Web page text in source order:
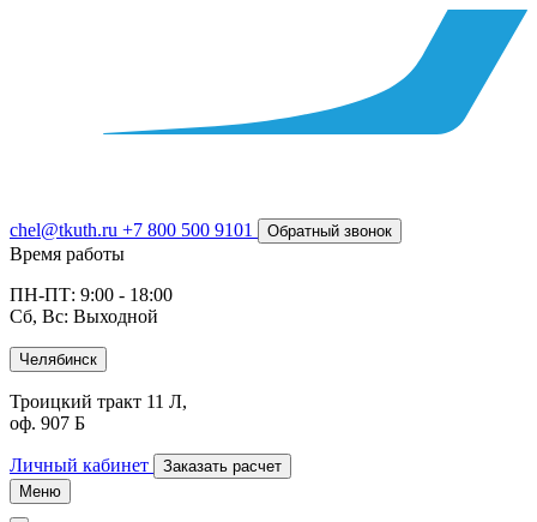
chel@tkuth.ru +7 800 500 9101 Обратный звонок
Время работы
ПН-ПТ: 9:00 - 18:00
Сб, Вс: Выходной
Челябинск
Троицкий тракт 11 Л,
оф. 907 Б
Личный кабинет
Заказать расчет
Меню